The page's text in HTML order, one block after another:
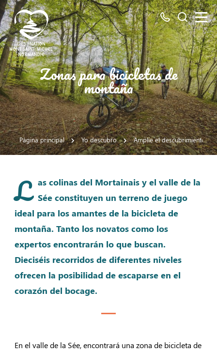
Destino
Mont
Saint
Michel
Todos
los
números
aquí
Busco
Zonas para bicicletas de
montaña
Página principal Yo descubro Amplíe el descubrimiento de
L as colinas del Mortainais y el valle de la
Sée constituyen un terreno de juego
ideal para los amantes de la bicicleta de
montaña. Tanto los novatos como los
expertos encontrarán lo que buscan.
Dieciséis recorridos de diferentes niveles
ofrecen la posibilidad de escaparse en el
corazón del bocage.
En el valle de la Sée, encontrará una zona de bicicleta de